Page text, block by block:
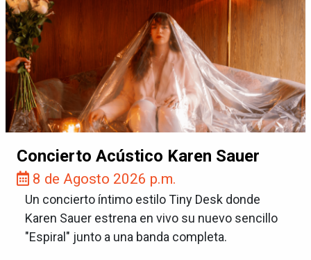
Concierto Acústico Karen Sauer
8 de Agosto 2026 p.m.
Un concierto íntimo estilo Tiny Desk donde
Karen Sauer estrena en vivo su nuevo sencillo
"Espiral" junto a una banda completa.